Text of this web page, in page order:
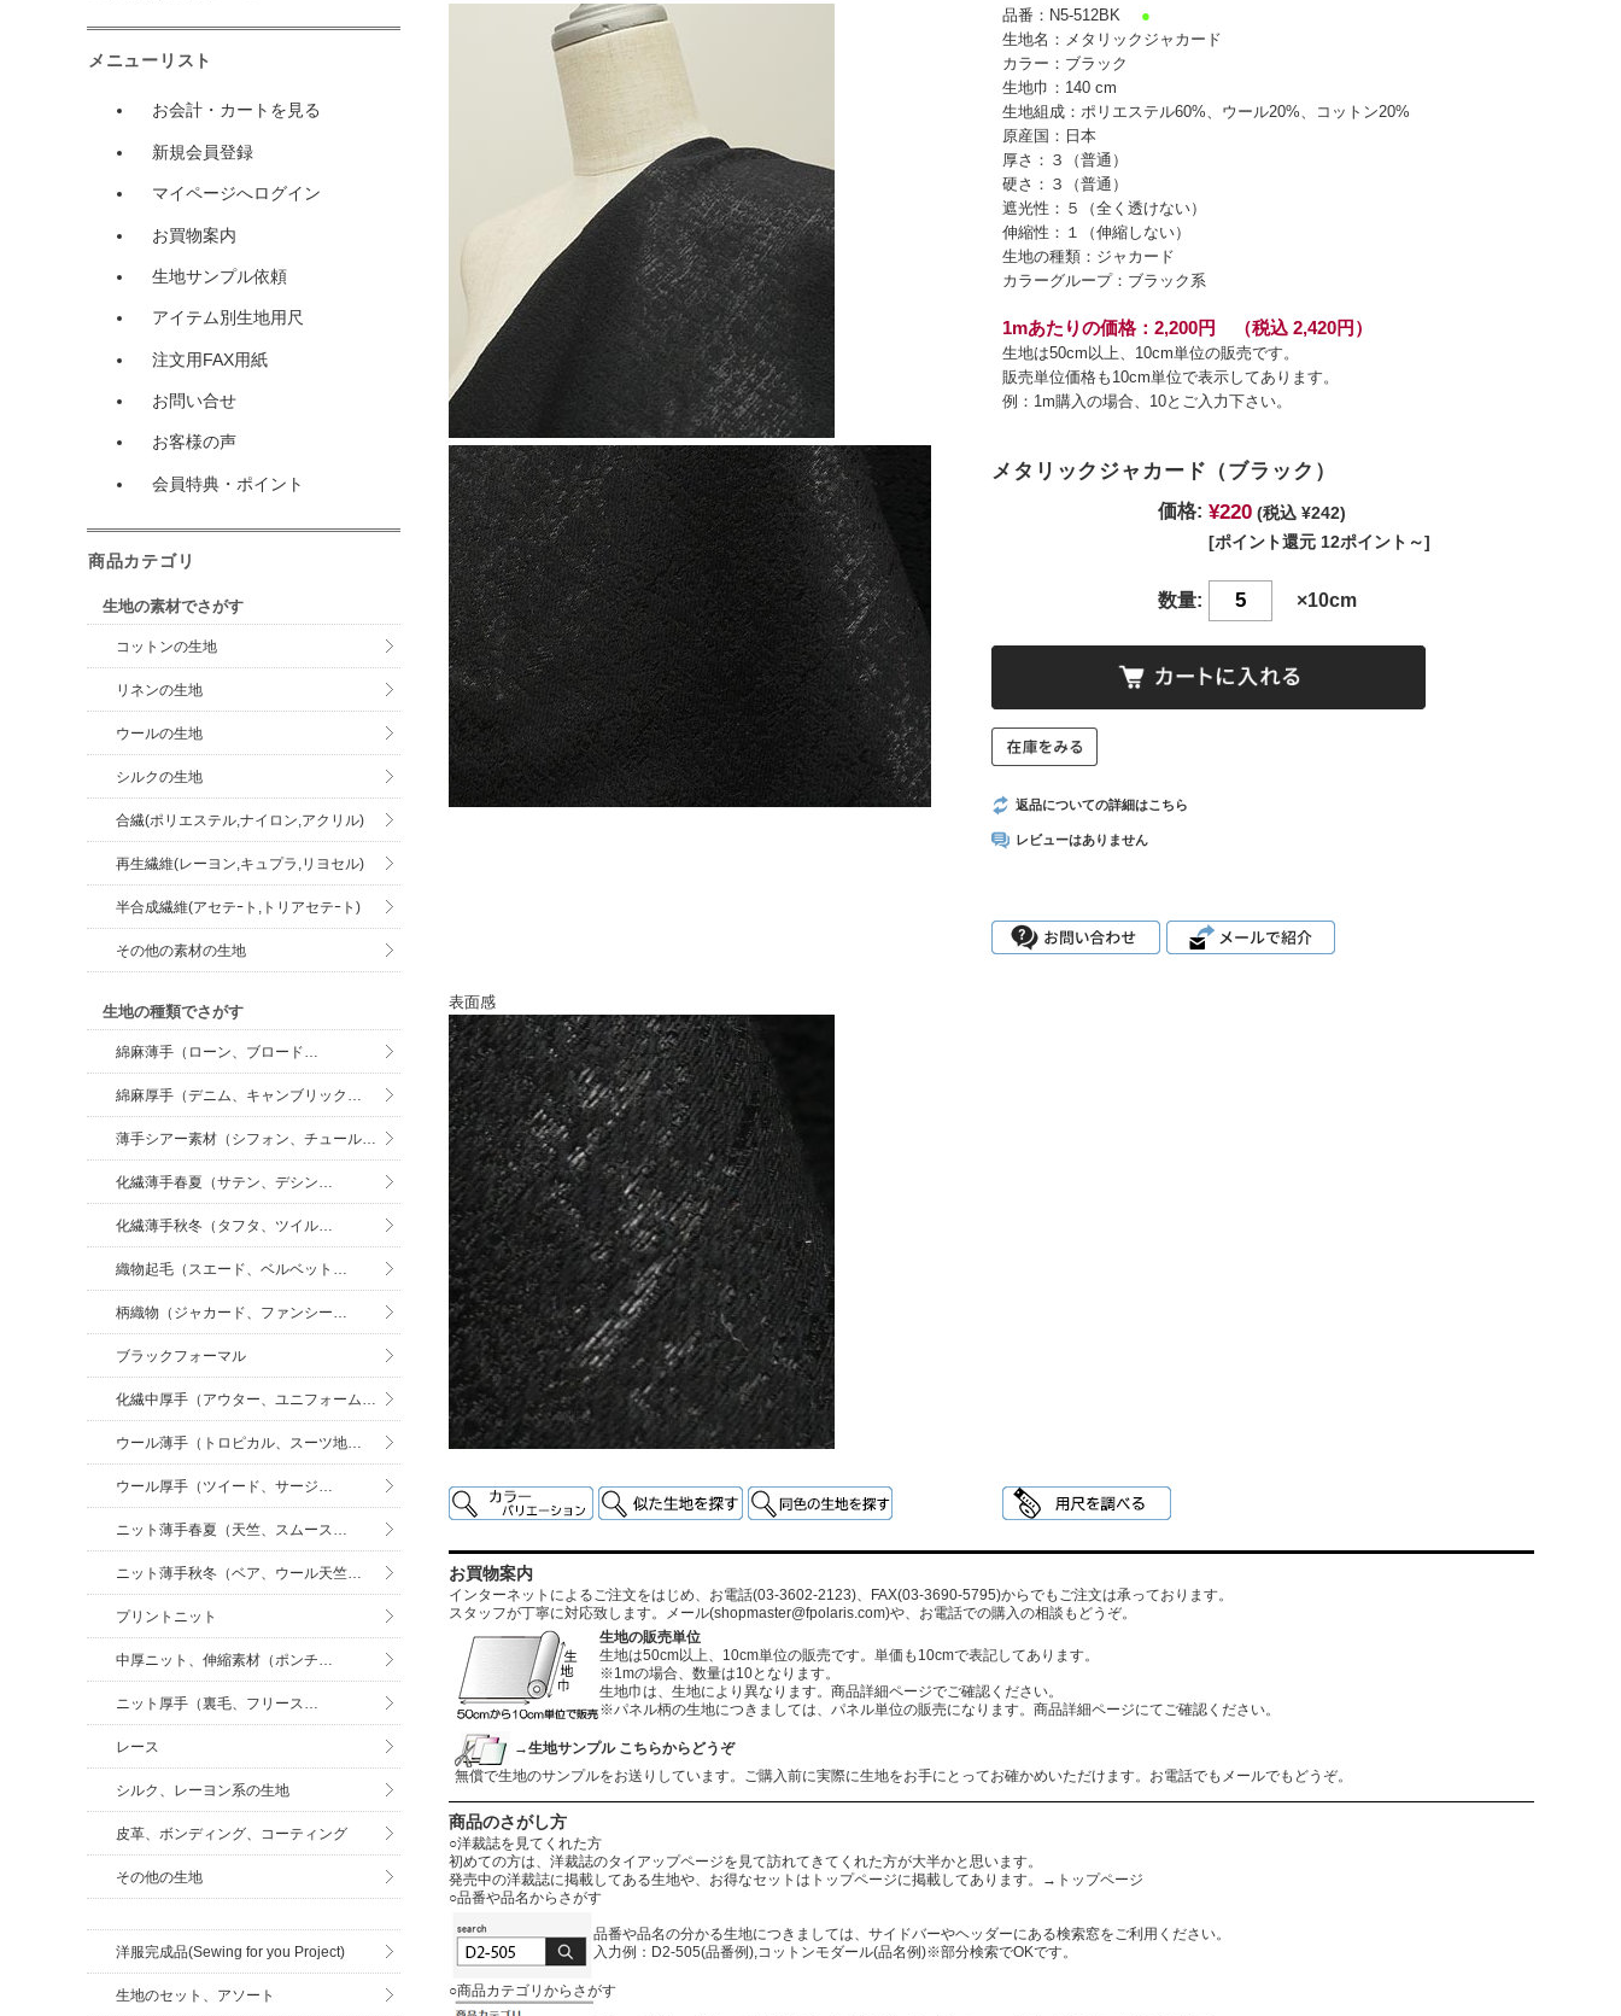
品番：N5-512BK ●
生地名：メタリックジャカード
カラー：ブラック
生地巾：140 cm
生地組成：ポリエステル60%、ウール20%、コットン20%
原産国：日本
厚さ：３（普通）
硬さ：３（普通）
遮光性：５（全く透けない）
伸縮性：１（伸縮しない）
生地の種類：ジャカード
カラーグループ：ブラック系
1mあたりの価格：2,200円 （税込 2,420円）
生地は50cm以上、10cm単位の販売です。
販売単位価格も10cm単位で表示してあります。
例：1m購入の場合、10とご入力下さい。
メタリックジャカード（ブラック）
価格: ¥220 (税込 ¥242)
[ポイント還元 12ポイント～]
数量: ×10cm
返品についての詳細はこちら
レビューはありません
表面感
お買物案内
インターネットによるご注文をはじめ、お電話(03-3602-2123)、FAX(03-3690-5795)からでもご注文は承っております。
スタッフが丁寧に対応致します。メール(shopmaster@fpolaris.com)や、お電話での購入の相談もどうぞ。
生地の販売単位
生地は50cm以上、10cm単位の販売です。単価も10cmで表記してあります。
※1mの場合、数量は10となります。
生地巾は、生地により異なります。商品詳細ページでご確認ください。
※パネル柄の生地につきましては、パネル単位の販売になります。商品詳細ページにてご確認ください。
→生地サンプル こちらからどうぞ
無償で生地のサンプルをお送りしています。ご購入前に実際に生地をお手にとってお確かめいただけます。お電話でもメールでもどうぞ。
商品のさがし方
○洋裁誌を見てくれた方
初めての方は、洋裁誌のタイアップページを見て訪れてきてくれた方が大半かと思います。
発売中の洋裁誌に掲載してある生地や、お得なセットはトップページに掲載してあります。
→トップページ
○品番や品名からさがす
品番や品名の分かる生地につきましては、サイドバーやヘッダーにある検索窓をご利用ください。
入力例：D2-505(品番例),コットンモダール(品名例)※部分検索でOKです。
○商品カテゴリからさがす
メニューリスト
お会計・カートを見る
新規会員登録
マイページへログイン
お買物案内
生地サンプル依頼
アイテム別生地用尺
注文用FAX用紙
お問い合せ
お客様の声
会員特典・ポイント
商品カテゴリ
生地の素材でさがす
コットンの生地
リネンの生地
ウールの生地
シルクの生地
合繊(ポリエステル,ナイロン,アクリル)
再生繊維(レーヨン,キュプラ,リヨセル)
半合成繊維(アセテｰト,トリアセテｰト)
その他の素材の生地
生地の種類でさがす
綿麻薄手（ローン、ブロード…
綿麻厚手（デニム、キャンブリック…
薄手シアー素材（シフォン、チュール…
化繊薄手春夏（サテン、デシン…
化繊薄手秋冬（タフタ、ツイル…
織物起毛（スエード、ベルベット…
柄織物（ジャカード、ファンシー…
ブラックフォーマル
化繊中厚手（アウター、ユニフォーム…
ウール薄手（トロピカル、スーツ地…
ウール厚手（ツイード、サージ…
ニット薄手春夏（天竺、スムース…
ニット薄手秋冬（ベア、ウール天竺…
プリントニット
中厚ニット、伸縮素材（ポンチ…
ニット厚手（裏毛、フリース…
レース
シルク、レーヨン系の生地
皮革、ボンディング、コーティング
その他の生地
洋服完成品(Sewing for you Project)
生地のセット、アソート